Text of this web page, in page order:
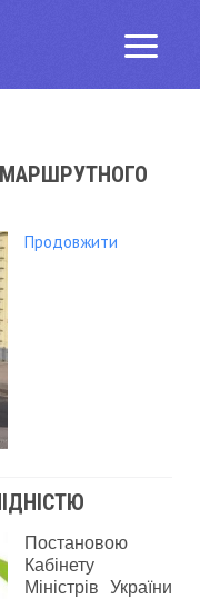
Продовжити
Постановою
Кабінету
Міністрів України